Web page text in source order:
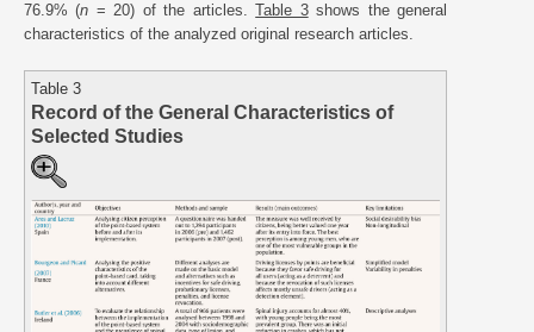
76.9% (n = 20) of the articles.Table 3shows the general
characteristics of the analyzed original research articles.
Table 3
Record of the General Characteristics of
Selected Studies